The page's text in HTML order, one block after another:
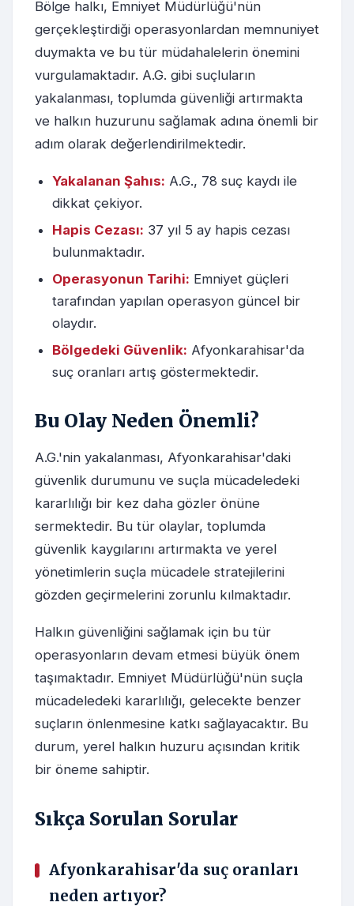
Bölge halkı, Emniyet Müdürlüğü'nün
gerçekleştirdiği operasyonlardan memnuniyet
duymakta ve bu tür müdahalelerin önemini
vurgulamaktadır. A.G. gibi suçluların
yakalanması, toplumda güvenliği artırmakta
ve halkın huzurunu sağlamak adına önemli bir
adım olarak değerlendirilmektedir.
Yakalanan Şahıs: A.G., 78 suç kaydı ile
dikkat çekiyor.
Hapis Cezası: 37 yıl 5 ay hapis cezası
bulunmaktadır.
Operasyonun Tarihi: Emniyet güçleri
tarafından yapılan operasyon güncel bir
olaydır.
Bölgedeki Güvenlik: Afyonkarahisar'da
suç oranları artış göstermektedir.
Bu Olay Neden Önemli?
A.G.'nin yakalanması, Afyonkarahisar'daki
güvenlik durumunu ve suçla mücadeledeki
kararlılığı bir kez daha gözler önüne
sermektedir. Bu tür olaylar, toplumda
güvenlik kaygılarını artırmakta ve yerel
yönetimlerin suçla mücadele stratejilerini
gözden geçirmelerini zorunlu kılmaktadır.
Halkın güvenliğini sağlamak için bu tür
operasyonların devam etmesi büyük önem
taşımaktadır. Emniyet Müdürlüğü'nün suçla
mücadeledeki kararlılığı, gelecekte benzer
suçların önlenmesine katkı sağlayacaktır. Bu
durum, yerel halkın huzuru açısından kritik
bir öneme sahiptir.
Sıkça Sorulan Sorular
Afyonkarahisar'da suç oranları
neden artıyor?